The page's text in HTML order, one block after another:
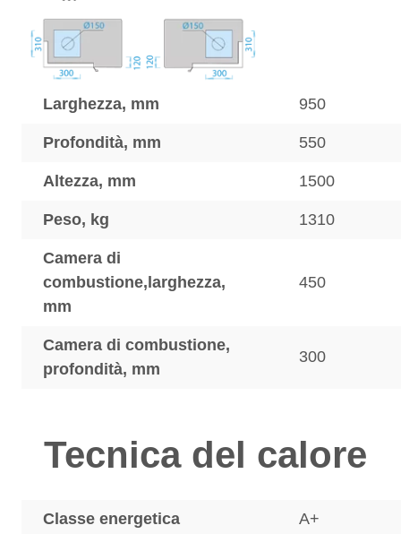
Larghezza, mm 950
Profondità, mm 550
Altezza, mm 1500
Peso, kg 1310
Camera di
combustione,larghezza,
mm
450
Camera di combustione,
profondità, mm
300
Tecnica del calore
Classe energetica A+